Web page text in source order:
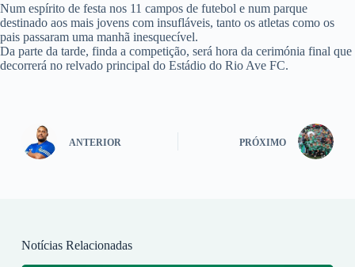
Num espírito de festa nos 11 campos de futebol e num parque
destinado aos mais jovens com insufláveis, tanto os atletas como os
pais passaram uma manhã inesquecível.
Da parte da tarde, finda a competição, será hora da cerimónia final que
decorrerá no relvado principal do Estádio do Rio Ave FC.
ANTERIOR PRÓXIMO
Notícias Relacionadas